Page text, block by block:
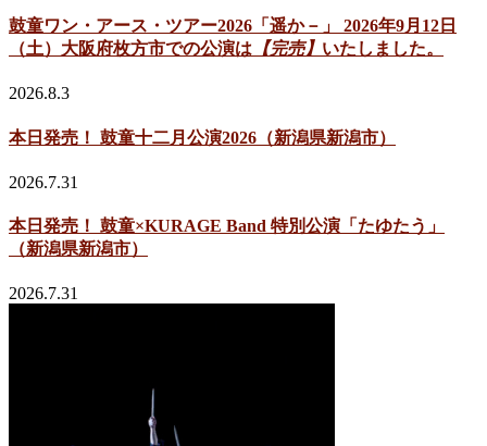
鼓童ワン・アース・ツアー2026「遥か－」 2026年9月12日
（土）大阪府枚方市での公演は 【完売】 いたしました。
2026.8.3
本日発売！ 鼓童十二月公演2026（新潟県新潟市）
2026.7.31
本日発売！ 鼓童×KURAGE Band 特別公演「たゆたう」
（新潟県新潟市）
2026.7.31